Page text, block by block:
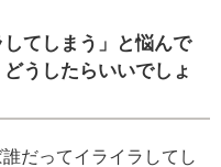
てしまう」と悩んで
うしたらいいでしょ
だってイライラしてし